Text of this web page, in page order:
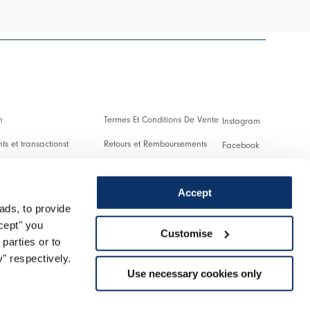
to provide
you
or to
respectively.
Accept
Customise
Use necessary cookies only
et transactionst
un retour
Termes Et Conditions De Vente
Retours et Remboursements
Cookies
Instagram
Facebook
Twitter
Spotify